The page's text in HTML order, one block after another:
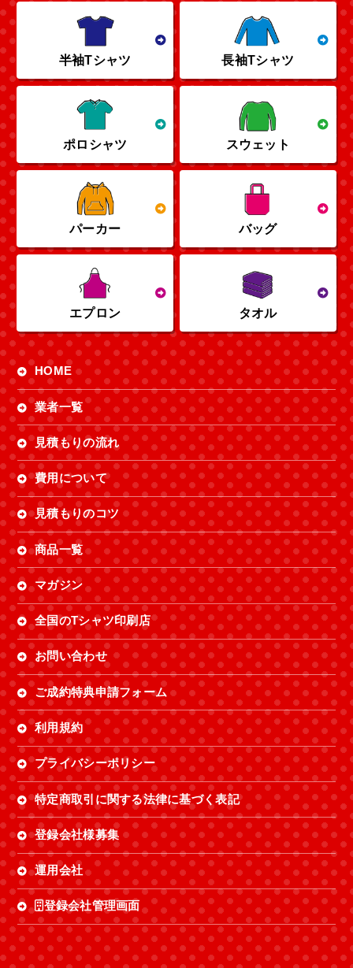
半袖Tシャツ 長袖Tシャツ
ポロシャツ スウェット
パーカー バッグ
エプロン タオル
HOME
業者一覧
見積もりの流れ
費用について
見積もりのコツ
商品一覧
マガジン
全国のTシャツ印刷店
お問い合わせ
ご成約特典申請フォーム
利用規約
プライバシーポリシー
特定商取引に関する法律に基づく表記
登録会社様募集
運用会社
登録会社管理画面